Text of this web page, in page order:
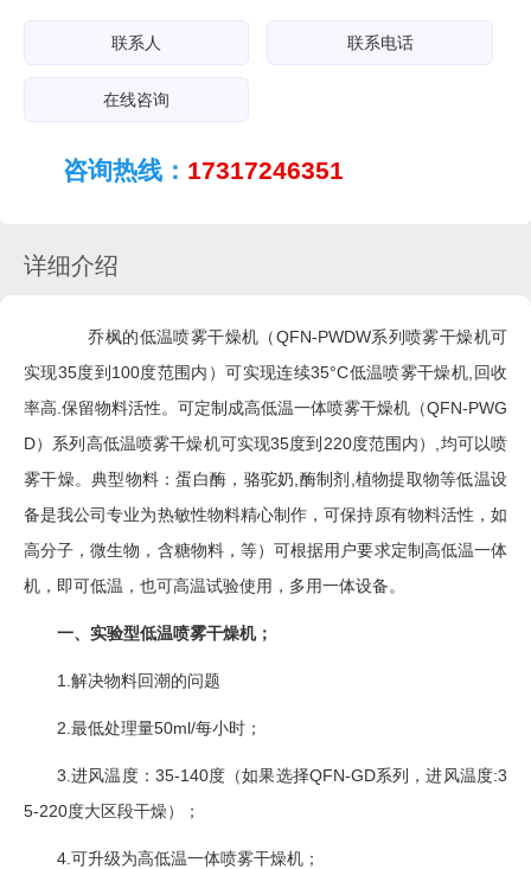
联系人 联系电话
在线咨询
咨询热线： 17317246351
详细介绍
乔枫的低温喷雾干燥机（QFN-PWDW系列喷雾干燥机可
实现35度到100度范围内）可实现连续35°C低温喷雾干燥机,回收
率高.保留物料活性。可定制成高低温一体喷雾干燥机（QFN-PWG
D）系列高低温喷雾干燥机可实现35度到220度范围内）,均可以喷
雾干燥。典型物料：蛋白酶，骆驼奶,酶制剂,植物提取物等低温设
备是我公司专业为热敏性物料精心制作，可保持原有物料活性，如
高分子，微生物，含糖物料，等）可根据用户要求定制高低温一体
机，即可低温，也可高温试验使用，多用一体设备。
一、实验型低温喷雾干燥机；
1.解决物料回潮的问题
2.最低处理量50ml/每小时；
3.进风温度：35-140度（如果选择QFN-GD系列，进风温度:3
5-220度大区段干燥）；
4.可升级为高低温一体喷雾干燥机；